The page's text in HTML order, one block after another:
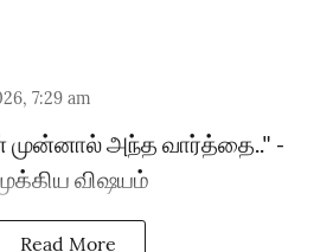
7:29 am
முன்னால் அந்த வார்த்தை.." -
விஷயம்
Read More